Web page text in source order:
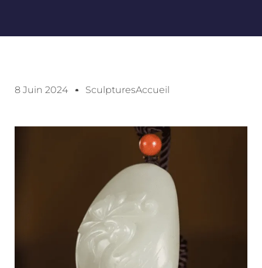
8 Juin 2024 SculpturesAccueil